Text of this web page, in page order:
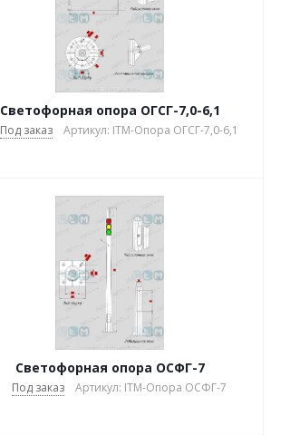
Светофорная опора ОГСГ-7,0-6,1
Под заказ Артикул: ITM-Опора ОГСГ-7,0-6,1
Светофорная опора ОСФГ-7
Под заказ Артикул: ITM-Опора ОСФГ-7